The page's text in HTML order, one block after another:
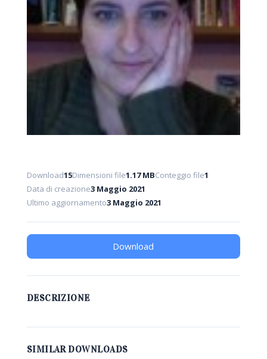
Download15Dimensioni file1.17 MBConteggio file1
Data di creazione3 Maggio 2021
Ultimo aggiornamento3 Maggio 2021
Download
DESCRIZIONE
SIMILAR DOWNLOADS